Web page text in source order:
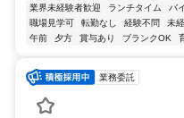
業界未経験者歓迎 ランチタイム バ
職場見学可
転勤なし 経験不問 未
午前
夕方 賞与あり ブランクOK
業務委託